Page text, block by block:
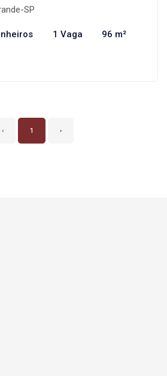
SP
1 Vaga 96 m²
‹ 1 ›